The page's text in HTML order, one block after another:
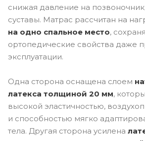
снижая давление на
суставы. Матрас рассчитан на
на одно спальное место,
ортопедические свойства даже
эксплуатации.
Одна сторона оснащена слоем
латекса толщиной 20 мм,
высокой эластичностью,
и способностью мягко
тела. Другая сторона усилена